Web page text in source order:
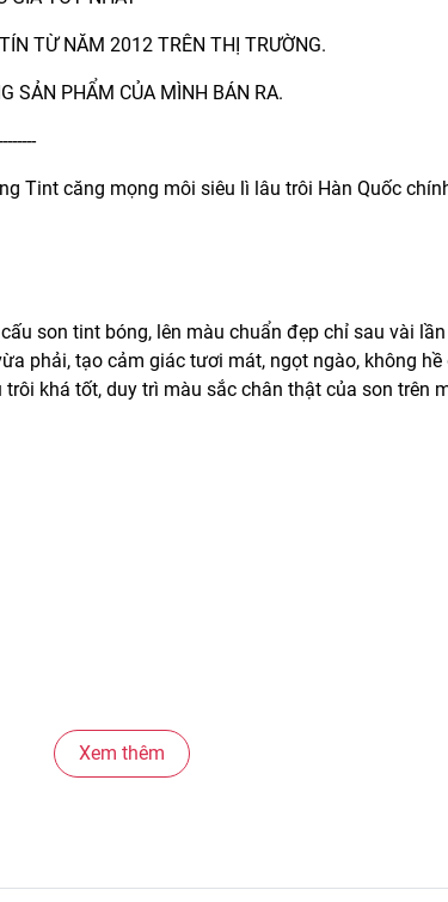
TỪ NĂM 2012 TRÊN THỊ TRƯỜNG.
SẢN PHẨM CỦA MÌNH BÁN RA.
Tint căng mọng môi siêu lì lâu trôi Hàn Quốc
son tint bóng, lên màu chuẩn đẹp chỉ sau vài
phải, tạo cảm giác tươi mát, ngọt ngào, không
khá tốt, duy trì màu sắc chân thật của son trên
Xem thêm